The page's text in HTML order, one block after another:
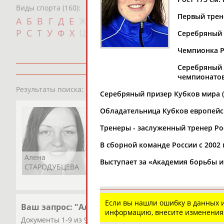
Виды спорта (160):
А Б В Г Д Е И К Л М Н О
П
Р С Т У Ф Х Ш Щ Э Ю Я
Результаты поиска: персона
Алена
СТАРОДУБЦЕВА
Ваш запрос: "Алена СТАРОДУБЦЕВА"
Документы 1-9 из 9 найденных уникальных документов
Первый
Серебряный
Чемпионка
Серебряный
Серебряный призер Кубков мира
Обладательница Кубков
Тренеры - заслуженный тренер
В сборной команде России с 2002
Выступает за «Академия борьбы
Если вы нашли ошибку в данных
информацию, внесите изменения